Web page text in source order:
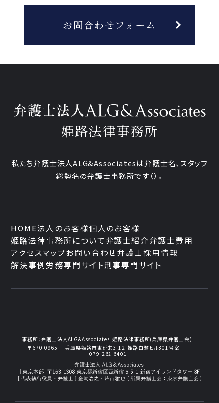
お問合わせフォーム
姫路法律事務所
私たち弁護士法人ALG&Associatesは弁護士名、スタッフ
総勢名の弁護士事務所です（）。
HOME法人のお客様個人のお客様
姫路法律事務所について 弁護士紹介弁護士費用
アクセスマップお問い合わせ弁護士採用情報
解決事例労務専門サイト刑事専門サイト
事務所：弁護士法人ALG&Associates 姫路法律事務所(兵庫県弁護士会)
〒670-0965
兵庫県姫路市東延末3-12 姫路白鷺ビル301号室
079-262-6401